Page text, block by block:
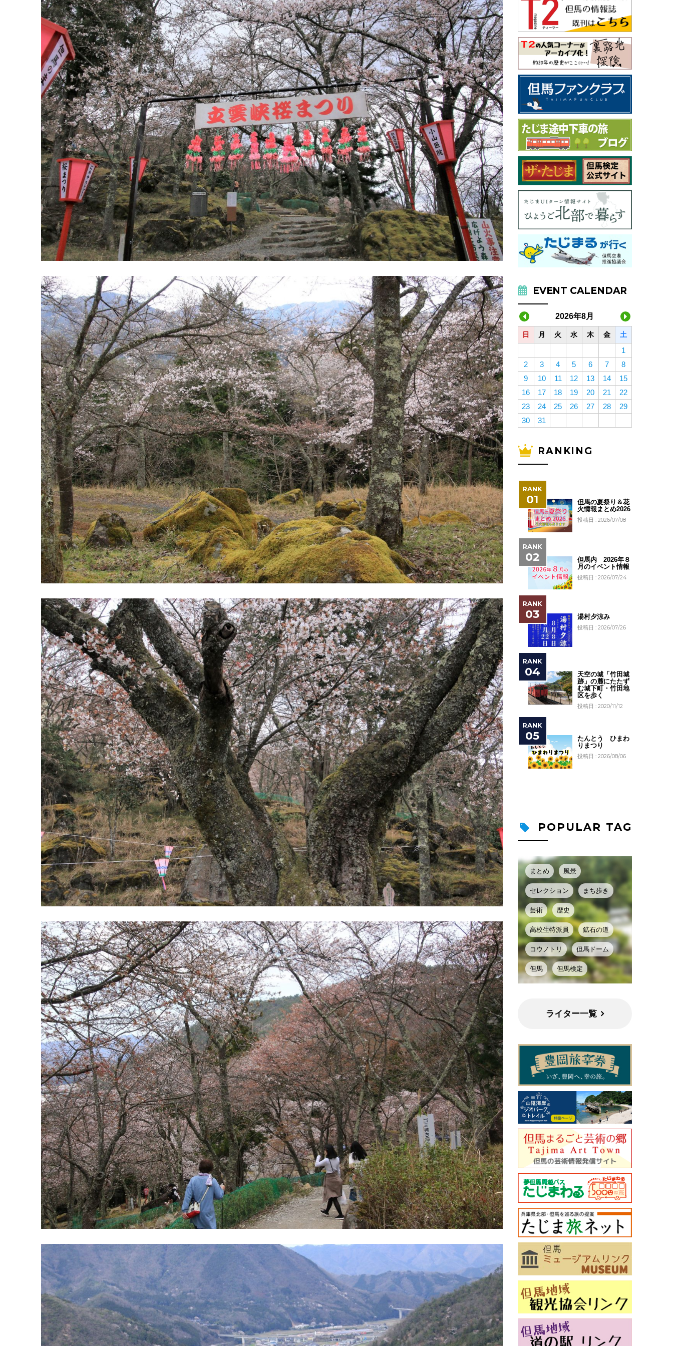
EVENT CALENDAR
2026年8月
日 月 火 水 木 金 土
1
2
3 4 5 6 7
8
9
10 11 12 13 14
15
16
17 18 19 20 21
22
23
24 25 26 27 28
29
30
31
RANKING
但馬の夏祭り＆花
火情報まとめ2026
投稿日 : 2026/07/08
但馬内 2026年８
月のイベント情報
投稿日 : 2026/07/24
湯村夕涼み
投稿日 : 2026/07/26
天空の城「竹田城
跡」の麓にたたず
む城下町・竹田地
区を歩く
投稿日 : 2020/11/12
たんとう ひまわ
りまつり
投稿日 : 2026/08/06
POPULAR TAG
まとめ 風景
セレクション まち歩き
芸術 歴史
高校生特派員 鉱石の道
コウノトリ 但馬ドーム
但馬 但馬検定
ライター一覧